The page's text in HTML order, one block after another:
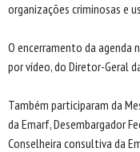
organizações criminosas e
O encerramento da agenda
por vídeo, do Diretor-Geral
Também participaram da
da Emarf, Desembargador
Conselheira consultiva da